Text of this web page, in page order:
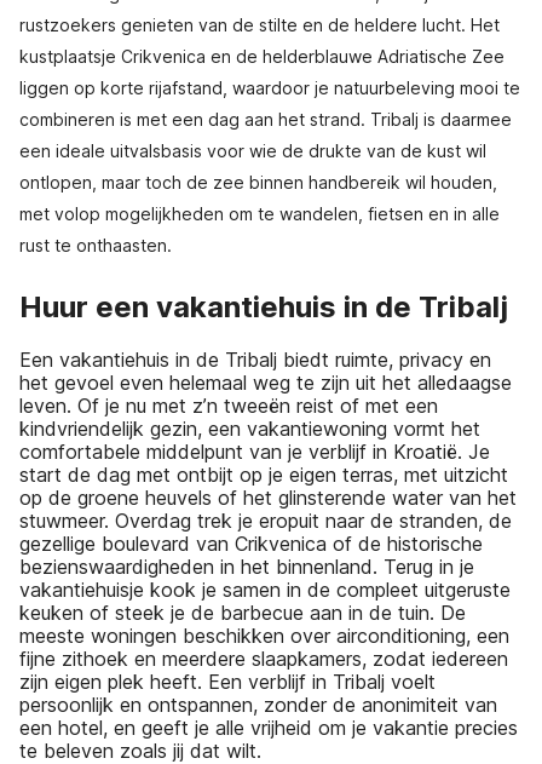
rustzoekers genieten van de stilte en de heldere lucht. Het
kustplaatsje Crikvenica en de helderblauwe Adriatische Zee
liggen op korte rijafstand, waardoor je natuurbeleving mooi te
combineren is met een dag aan het strand. Tribalj is daarmee
een ideale uitvalsbasis voor wie de drukte van de kust wil
ontlopen, maar toch de zee binnen handbereik wil houden,
met volop mogelijkheden om te wandelen, fietsen en in alle
rust te onthaasten.
Huur een vakantiehuis in de Tribalj
Een vakantiehuis in de Tribalj biedt ruimte, privacy en
het gevoel even helemaal weg te zijn uit het alledaagse
leven. Of je nu met z’n tweeën reist of met een
kindvriendelijk gezin, een vakantiewoning vormt het
comfortabele middelpunt van je verblijf in Kroatië. Je
start de dag met ontbijt op je eigen terras, met uitzicht
op de groene heuvels of het glinsterende water van het
stuwmeer. Overdag trek je eropuit naar de stranden, de
gezellige boulevard van Crikvenica of de historische
bezienswaardigheden in het binnenland. Terug in je
vakantiehuisje kook je samen in de compleet uitgeruste
keuken of steek je de barbecue aan in de tuin. De
meeste woningen beschikken over airconditioning, een
fijne zithoek en meerdere slaapkamers, zodat iedereen
zijn eigen plek heeft. Een verblijf in Tribalj voelt
persoonlijk en ontspannen, zonder de anonimiteit van
een hotel, en geeft je alle vrijheid om je vakantie precies
te beleven zoals jij dat wilt.